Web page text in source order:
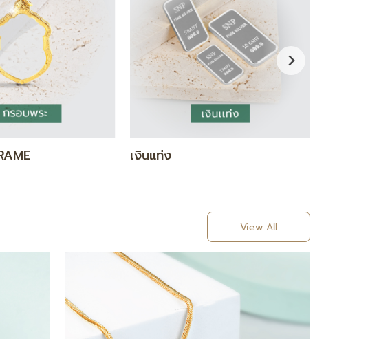
BRASCELET
View All